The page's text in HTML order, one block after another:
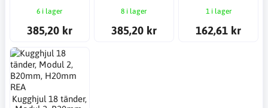
6 i lager
385,20 kr
8 i lager
385,20 kr
1 i lager
162,61 kr
Kugghjul 18 tänder,